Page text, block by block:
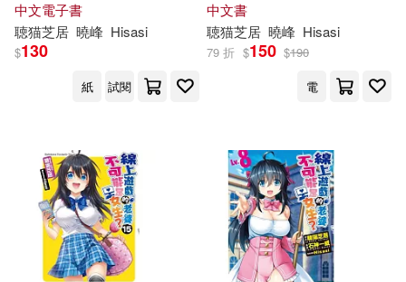
中文電子書
聴猫芝居 曉峰 Hisasi
$130
紙 試閱
中文書
聴猫芝居 曉峰 Hisasi
79 折 $150 $190
電